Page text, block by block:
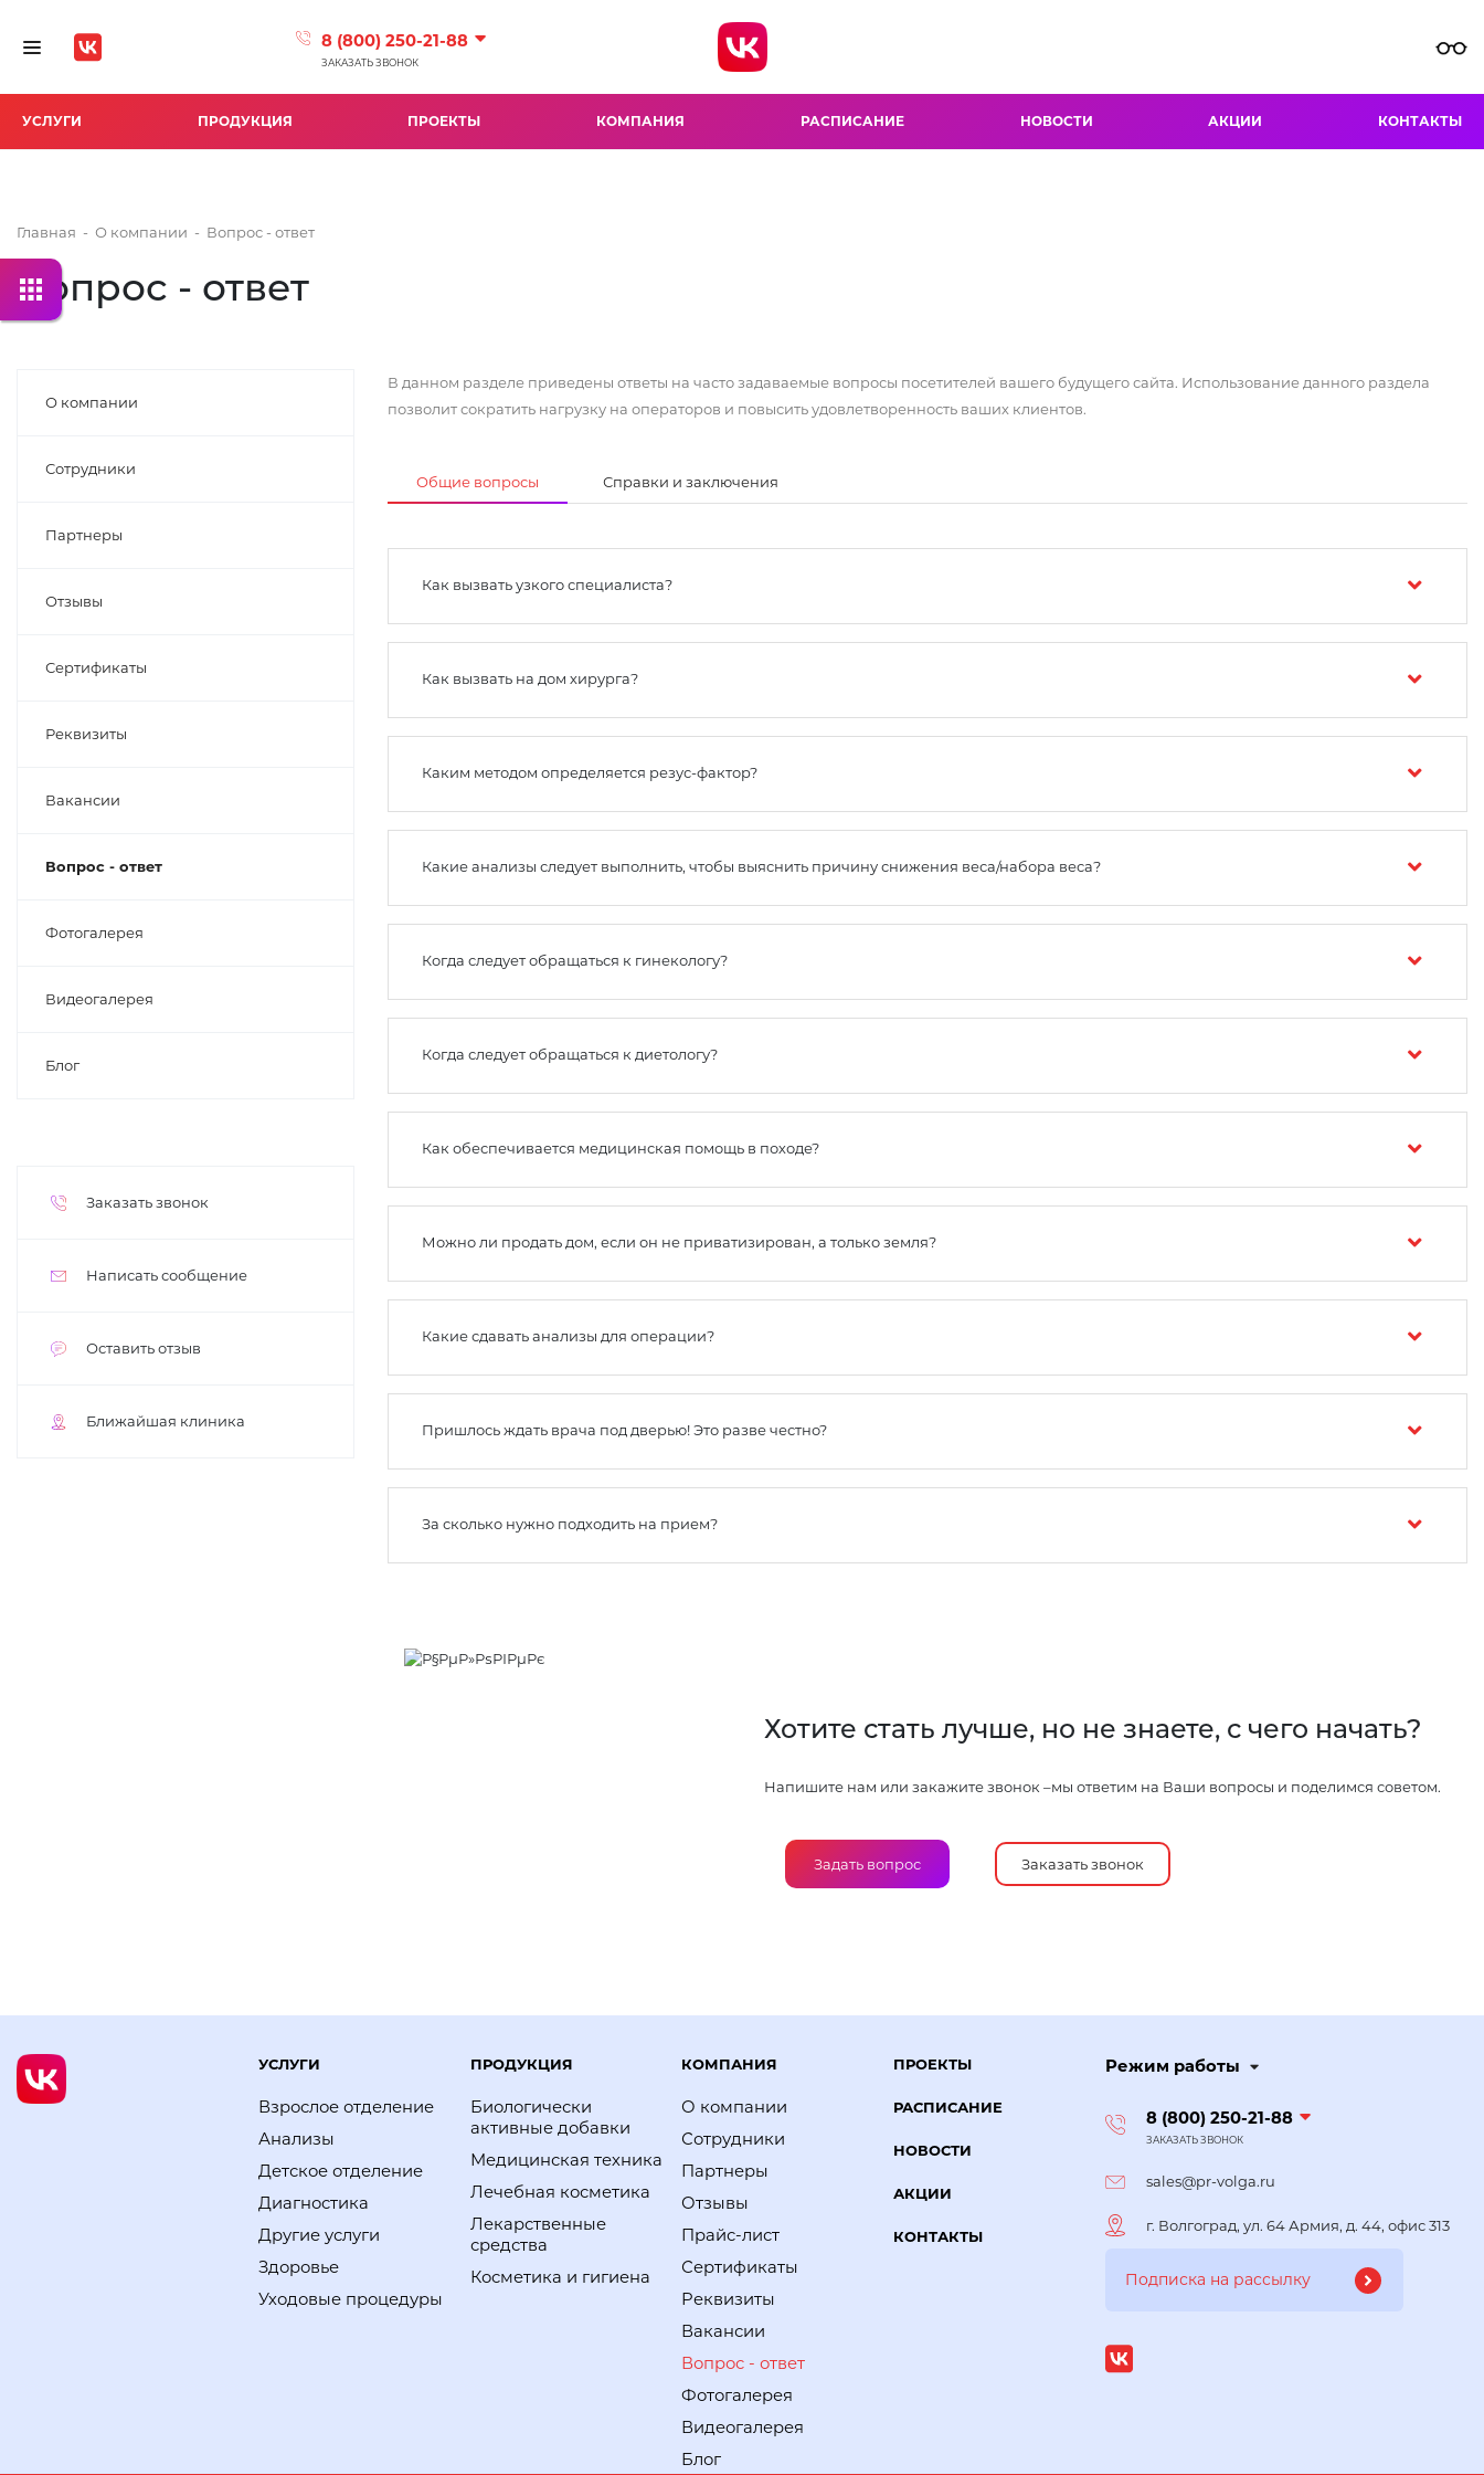
Toggle navigation 8 (800) 250-21-88
ЗАКАЗАТЬ ЗВОНОК
УСЛУГИ ПРОДУКЦИЯ ПРОЕКТЫ КОМПАНИЯ РАСПИСАНИЕ НОВОСТИ АКЦИИ КОНТАКТЫ
Главная - О компании - Вопрос - ответ
Вопрос - ответ
О компании
Сотрудники
Партнеры
Отзывы
Сертификаты
Реквизиты
Вакансии
Вопрос - ответ
Фотогалерея
Видеогалерея
Блог
Заказать звонок
Написать сообщение
Оставить отзыв
Ближайшая клиника
В данном разделе приведены ответы на часто задаваемые вопросы посетителей вашего будущего сайта. Использование данного раздела
позволит сократить нагрузку на операторов и повысить удовлетворенность ваших клиентов.
Общие вопросы Справки и заключения
Как вызвать узкого специалиста?
Как вызвать на дом хирурга?
Каким методом определяется резус-фактор?
Какие анализы следует выполнить, чтобы выяснить причину снижения веса/набора веса?
Когда следует обращаться к гинекологу?
Когда следует обращаться к диетологу?
Как обеспечивается медицинская помощь в походе?
Можно ли продать дом, если он не приватизирован, а только земля?
Какие сдавать анализы для операции?
Пришлось ждать врача под дверью! Это разве честно?
За сколько нужно подходить на прием?
Хотите стать лучше, но не знаете, с чего начать?
Напишите нам или закажите звонок –мы ответим на Ваши вопросы и поделимся советом.
Задать вопрос Заказать звонок
УСЛУГИ
Взрослое отделение
Анализы
Детское отделение
Диагностика
Другие услуги
Здоровье
Уходовые процедуры
ПРОДУКЦИЯ
Биологически
активные добавки
Медицинская техника
Лечебная косметика
Лекарственные
средства
Косметика и гигиена
КОМПАНИЯ
О компании
Сотрудники
Партнеры
Отзывы
Прайс-лист
Сертификаты
Реквизиты
Вакансии
Вопрос - ответ
Фотогалерея
Видеогалерея
Блог
ПРОЕКТЫ
РАСПИСАНИЕ
НОВОСТИ
АКЦИИ
КОНТАКТЫ
Режим работы
8 (800) 250-21-88
ЗАКАЗАТЬ ЗВОНОК
sales@pr-volga.ru
г. Волгоград, ул. 64 Армия, д. 44, офис 313